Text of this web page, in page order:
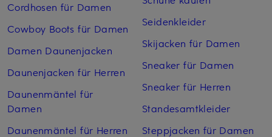
Cordhosen für Damen
Cowboy Boots für Damen
Damen Daunenjacken
Daunenjacken für Herren
Daunenmäntel für
Damen
Daunenmäntel für Herren
Seidenkleider
Skijacken für Damen
Sneaker für Damen
Sneaker für Herren
Standesamtkleider
Steppjacken für Damen